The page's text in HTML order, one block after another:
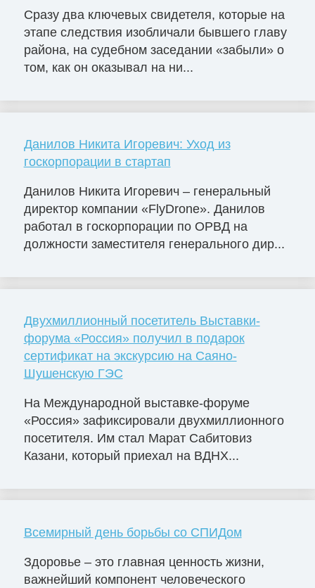
Сразу два ключевых свидетеля, которые на
этапе следствия изобличали бывшего главу
района, на судебном заседании «забыли» о
том, как он оказывал на ни...
Данилов Никита Игоревич: Уход из
госкорпорации в стартап
Данилов Никита Игоревич – генеральный
директор компании «FlyDrone». Данилов
работал в госкорпорации по ОРВД на
должности заместителя генерального дир...
Двухмиллионный посетитель Выставки-
форума «Россия» получил в подарок
сертификат на экскурсию на Саяно-
Шушенскую ГЭС
На Международной выставке-форуме
«Россия» зафиксировали двухмиллионного
посетителя. Им стал Марат Сабитовиз
Казани, который приехал на ВДНХ...
Всемирный день борьбы со СПИДом
Здоровье – это главная ценность жизни,
важнейший компонент человеческого